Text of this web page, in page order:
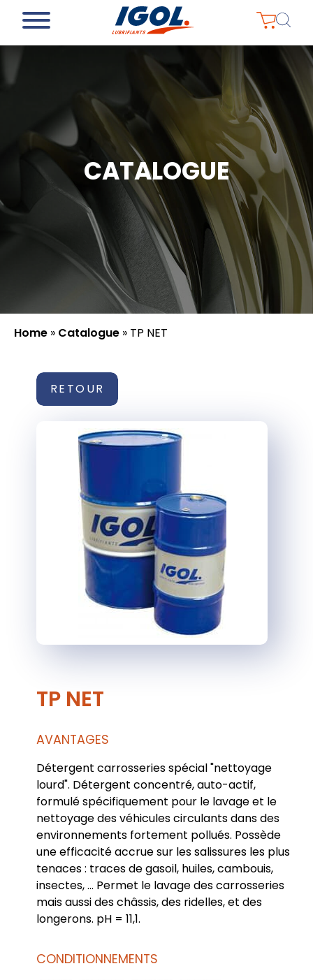
CATALOGUE
Home » Catalogue » TP NET
RETOUR
TP NET
AVANTAGES
Détergent carrosseries spécial "nettoyage
lourd". Détergent concentré, auto-actif,
formulé spécifiquement pour le lavage et le
nettoyage des véhicules circulants dans des
environnements fortement pollués. Possède
une efficacité accrue sur les salissures les plus
tenaces : traces de gasoil, huiles, cambouis,
insectes, ... Permet le lavage des carrosseries
mais aussi des châssis, des ridelles, et des
longerons. pH = 11,1.
CONDITIONNEMENTS